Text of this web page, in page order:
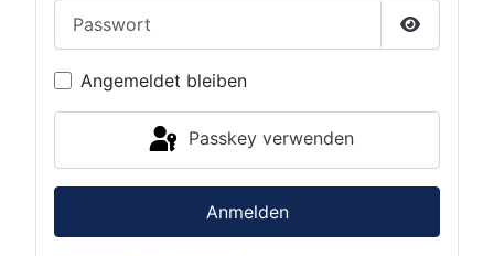
Passwort
Angemeldet bleiben
Passkey verwenden
Anmelden